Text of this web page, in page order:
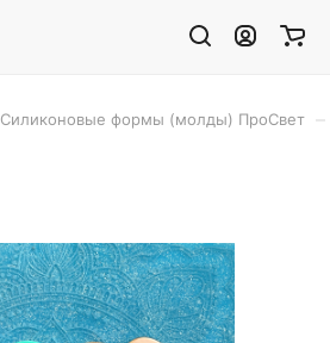
Силиконовые формы (молды) ПроСвет